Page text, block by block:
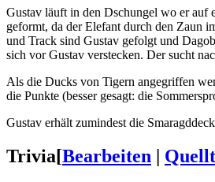
Gustav läuft in den Dschungel wo er auf
geformt, da der Elefant durch den Zaun
und Track sind Gustav gefolgt und
sich vor Gustav verstecken. Der sucht
Als die Ducks von Tigern angegriffen
die Punkte (besser gesagt: die
Gustav erhält zumindest die
Trivia[Bearbeiten